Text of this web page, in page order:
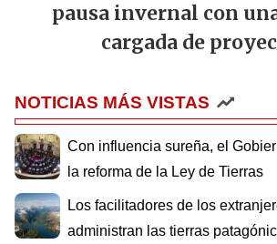
pausa invernal con
cargada de
NOTICIAS MÁS VISTAS
Con influencia sureña, el
la reforma de la Ley de Tierras
Los facilitadores de los
administran las tierras